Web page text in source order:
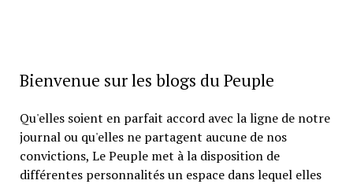
Bienvenue sur les blogs du Peuple
Qu'elles soient en parfait accord avec la ligne de notre
journal ou qu'elles ne partagent aucune de nos
convictions, Le Peuple met à la disposition de
différentes personnalités un espace dans lequel elles